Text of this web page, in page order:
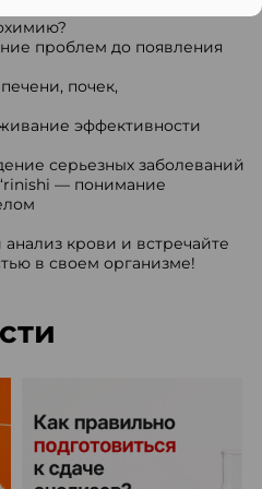
проблем до появления
почек,
эффективности
серьезных заболеваний
— понимание
крови и встречайте
в своем организме!